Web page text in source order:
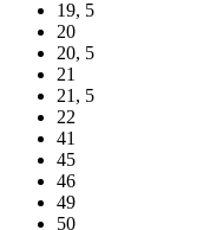
19, 5
20
20, 5
21
21, 5
22
41
45
46
49
50